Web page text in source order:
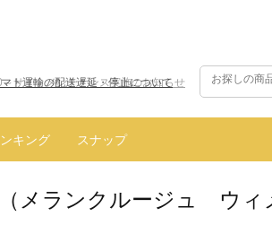
サイトメンテナンス実施のお知らせ
キング スナップ
（メランクルージュ ウィ